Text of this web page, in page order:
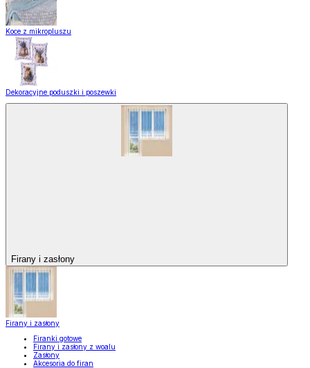
Koce z mikropluszu
Dekoracyjne poduszki i poszewki
Firany i zasłony
Firany i zasłony
Firanki gotowe
Firany i zasłony z woalu
Zasłony
Akcesoria do firan